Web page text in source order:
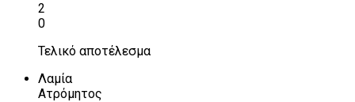
2
0
Τελικό αποτέλεσμα
Λαμία
Ατρόμητος